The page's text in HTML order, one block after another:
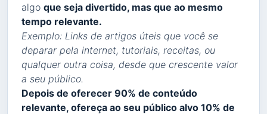
algo que seja divertido, mas que ao mesmo
tempo relevante.
Exemplo: Links de artigos úteis que você se
deparar pela internet, tutoriais, receitas, ou
qualquer outra coisa, desde que crescente valor
a seu público.
Depois de oferecer 90% de conteúdo
relevante, ofereça ao seu público alvo 10% de